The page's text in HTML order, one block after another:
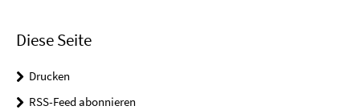
Diese Seite
Drucken
RSS-Feed abonnieren